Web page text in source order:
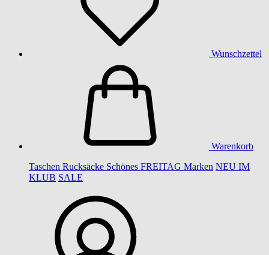
Wunschzettel
Warenkorb
Taschen Rucksäcke Schönes FREITAG Marken NEU IM
KLUB SALE